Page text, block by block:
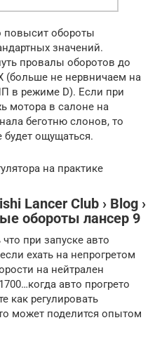
обороты
значений.
провалы оборотов до
(больше не нервничаем на
в режиме D). Если при
мотора в салоне на
беготню слонов, то
ощущаться.
на практике
Lancer Club › Blog ›
обороты лансер 9
при запуске авто
ехать на непрогретом
на нейтрален
авто прогрето
как регулировать
может поделится опытом